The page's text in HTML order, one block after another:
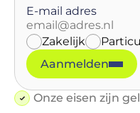
E-mail adres
Zakelijk
Aanmelden
Onze eisen zijn